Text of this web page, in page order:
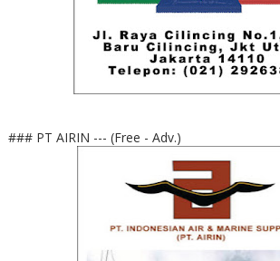
### PT AIRIN --- (Free - Adv.)